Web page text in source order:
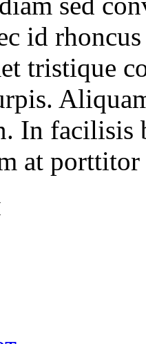
id
tristique
In facilisis
at